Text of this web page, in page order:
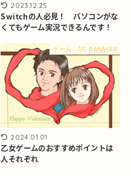
2023.12.25
Switchの人必見！ パソコンがな
くてもゲーム実況できるんです！
ゲーム｜GG.BANAYAN
2024.01.01
乙女ゲームのおすすめポイントは
人それぞれ